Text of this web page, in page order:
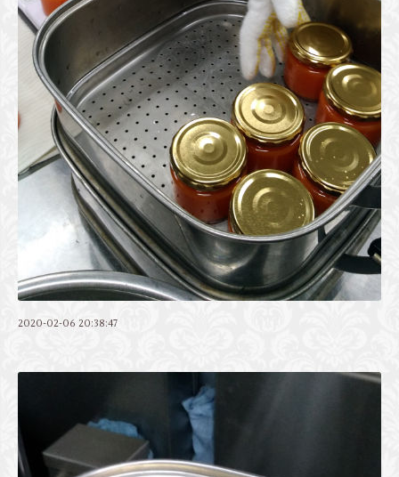
2020-02-06 20:38:47